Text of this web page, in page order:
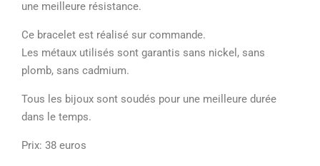
une meilleure résistance.
Ce bracelet est réalisé sur commande.
Les métaux utilisés sont garantis sans nickel, sans
plomb, sans cadmium.
Tous les bijoux sont soudés pour une meilleure durée
dans le temps.
Prix: 38 euros